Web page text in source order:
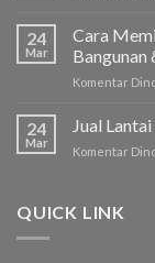
24
Mar
Cara
Bangunan
Komentar
24
Mar
Jual
Komentar
QUICK LINK